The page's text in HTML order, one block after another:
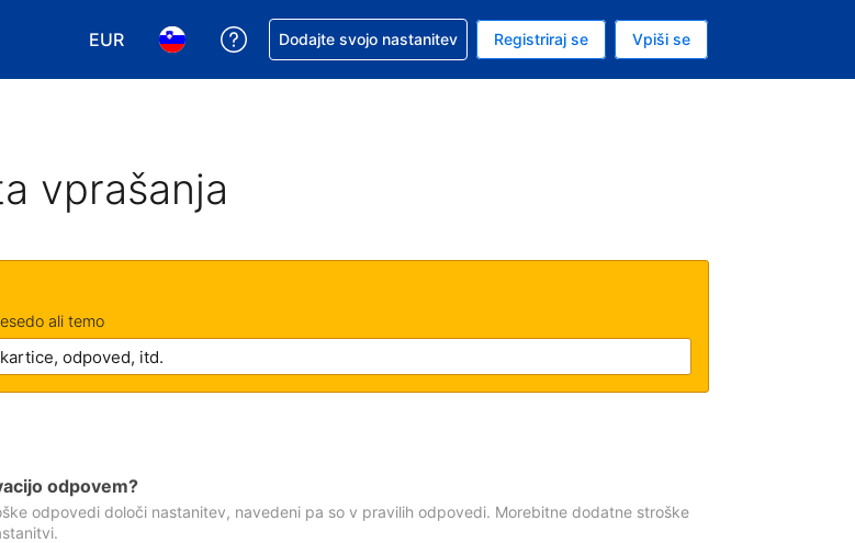
EUR
Izbira valute. Vaša trenutna valuta je evro
Izbira jezika. Vaš trenutni jezik je Slovenščini
Zaprosite za pomoč pri rezervaciji
Dodajte svojo nastanitev Registriraj se Vpiši se
vprašanja
ali temo
odpovem?
odpovedi določi nastanitev, navedeni pa so v pravilih odpovedi. Morebitne dodatne stroške